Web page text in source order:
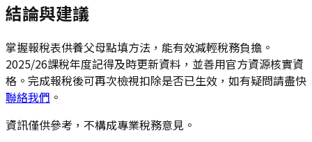
結論與建議
掌握報稅表供養父母點填方法，能有效減輕稅務負擔。
2025/26課稅年度記得及時更新資料，並善用官方資源核實資
格。完成報稅後可再次檢視扣除是否已生效，如有疑問請盡快
聯絡我們 。
資訊僅供參考，不構成專業稅務意見。